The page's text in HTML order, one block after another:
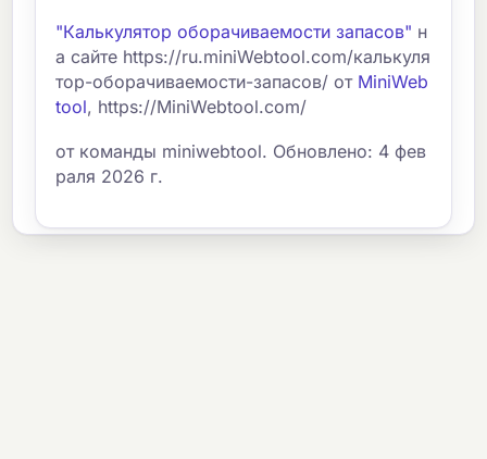
"Калькулятор оборачиваемости запасов" н
а сайте https://ru.miniWebtool.com/калькуля
тор-оборачиваемости-запасов/ от MiniWeb
tool, https://MiniWebtool.com/
от команды miniwebtool. Обновлено: 4 фев
раля 2026 г.